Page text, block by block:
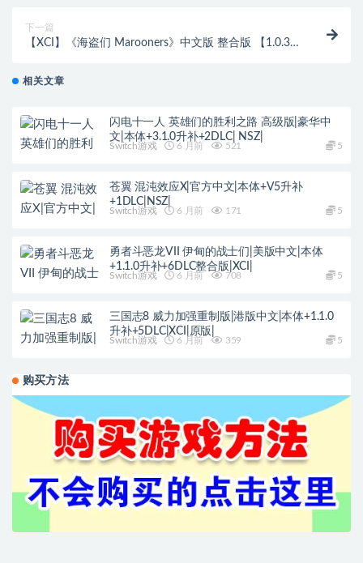
下一篇
【XCI】《海盗们 Marooners》中文版 整合版 【1.0.3
相关文章
闪电十一人 英雄们的胜利之路 高级版|豪华中
文|本体+3.1.0升补+2DLC| NSZ|
Switch游戏 6 月前 521 5
苍翼 混沌效应X|官方中文|本体+V5升补
+1DLC|NSZ|
Switch游戏 6 月前 171 5
勇者斗恶龙VII 伊甸的战士们|美版中文|本体
+1.1.0升补+6DLC整合版|XCI|
Switch游戏 6 月前 708 5
三国志8 威力加强重制版|港版中文|本体+1.1.0
升补+5DLC|XCI|原版|
Switch游戏 6 月前 359 5
购买方法